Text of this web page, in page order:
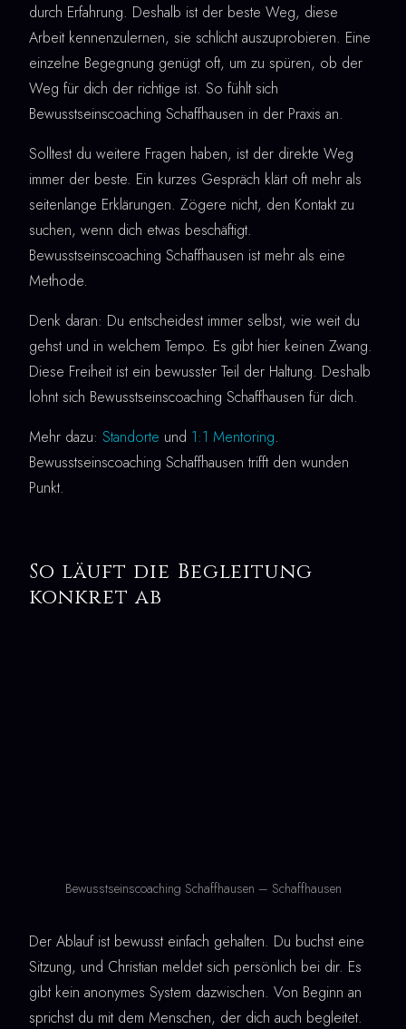
durch Erfahrung. Deshalb ist der beste Weg, diese
Arbeit kennenzulernen, sie schlicht auszuprobieren. Eine
einzelne Begegnung genügt oft, um zu spüren, ob der
Weg für dich der richtige ist. So fühlt sich
Bewusstseinscoaching Schaffhausen in der Praxis an.
Solltest du weitere Fragen haben, ist der direkte Weg
immer der beste. Ein kurzes Gespräch klärt oft mehr als
seitenlange Erklärungen. Zögere nicht, den Kontakt zu
suchen, wenn dich etwas beschäftigt.
Bewusstseinscoaching Schaffhausen ist mehr als eine
Methode.
Denk daran: Du entscheidest immer selbst, wie weit du
gehst und in welchem Tempo. Es gibt hier keinen Zwang.
Diese Freiheit ist ein bewusster Teil der Haltung. Deshalb
lohnt sich Bewusstseinscoaching Schaffhausen für dich.
Mehr dazu: Standorte und 1:1 Mentoring.
Bewusstseinscoaching Schaffhausen trifft den wunden
Punkt.
So läuft die Begleitung
konkret ab
Bewusstseinscoaching Schaffhausen – Schaffhausen
Der Ablauf ist bewusst einfach gehalten. Du buchst eine
Sitzung, und Christian meldet sich persönlich bei dir. Es
gibt kein anonymes System dazwischen. Von Beginn an
sprichst du mit dem Menschen, der dich auch begleitet.